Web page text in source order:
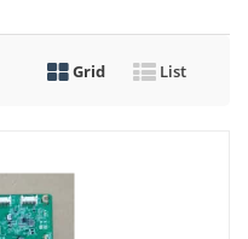
Grid List